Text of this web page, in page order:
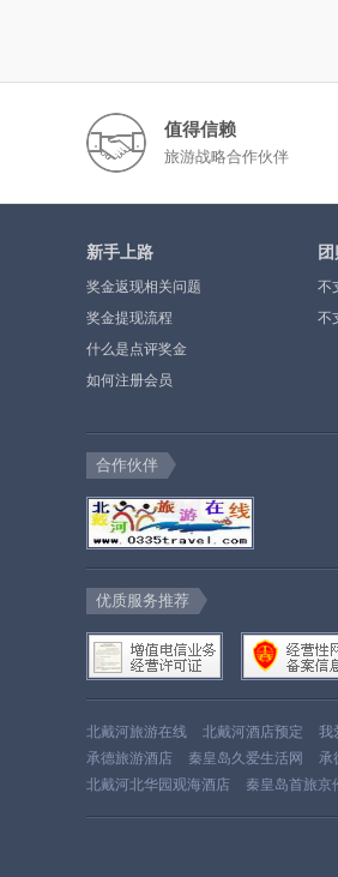
值得信赖
旅游战略合作伙伴
新手上路
奖金返现相关问题
奖金提现流程
什么是点评奖金
如何注册会员
不
不
合作伙伴
优质服务推荐
北戴河旅游在线 北戴河酒店预定 我
承德旅游酒店
秦皇岛久爱生活网 承
北戴河北华园观海酒店
秦皇岛首旅京